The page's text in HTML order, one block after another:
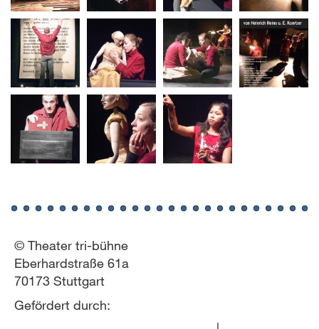
© Theater tri-bühne
Eberhardstraße 61a
70173 Stuttgart
Gefördert durch: